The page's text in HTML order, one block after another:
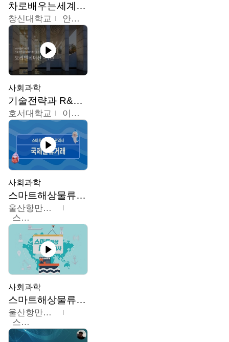
차로배우는세계문화
창신대학교 안소영
사회과학
기술전략과 R&D기획
호서대학교 이원희
사회과학
스마트해상물류관리사 교육과정
울산항만공사
스마트해상물류관리사 교육위원회
사회과학
스마트해상물류관리사 교육과정2
울산항만공사
스마트해상물류관리사 교육위원회